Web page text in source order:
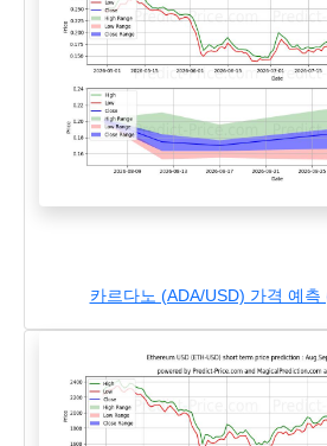
카르다노 (ADA/USD) 가격 예